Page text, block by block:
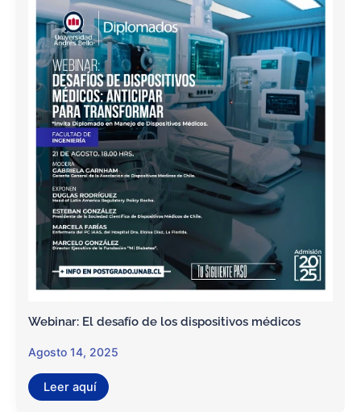
Webinar: El desafío de los dispositivos médicos
Agosto 14, 2025
Leer aquí